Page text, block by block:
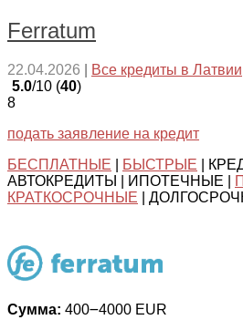
Ferratum
22.04.2026 Все кредиты в Латвии
5.0/10 (40)
8
подать заявление на кредит
БЕСПЛАТНЫЕ
БЫСТРЫЕ |
АВТОКРЕДИТЫ | ИПОТЕЧНЫЕ |
КРАТКОСРОЧНЫЕ |
Сумма: 400౼4000 EUR